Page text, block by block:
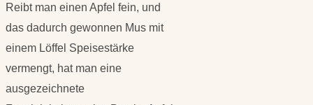
Reibt man einen Apfel fein, und
das dadurch gewonnen Mus mit
einem Löffel Speisestärke
vermengt, hat man eine
ausgezeichnete